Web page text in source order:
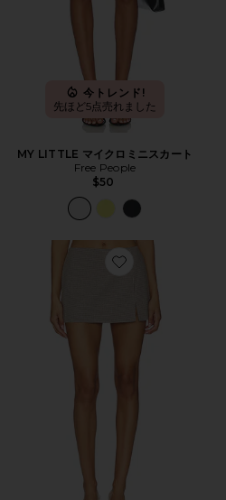
今トレンド!
先ほど5点売れました
MY LITTLE マイクロミニスカート
Free People
$50
Favorite PINI スコート